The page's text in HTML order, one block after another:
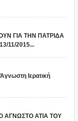
ΓΙΑ ΤΗΝ ΠΑΤΡΙΔΑ
11/2015...
Ιερατική
ΑΤΙΑ ΤΟΥ